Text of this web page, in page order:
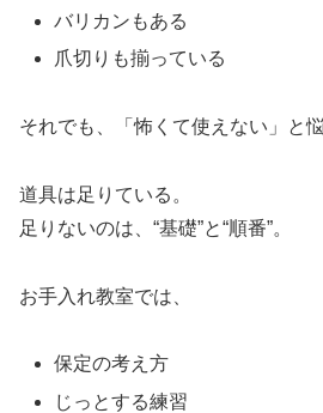
バリカンもある
爪切りも揃っている
それでも、「怖くて使えない」と
道具は足りている。
足りないのは、“基礎”と“順番”。
お手入れ教室では、
保定の考え方
じっとする練習